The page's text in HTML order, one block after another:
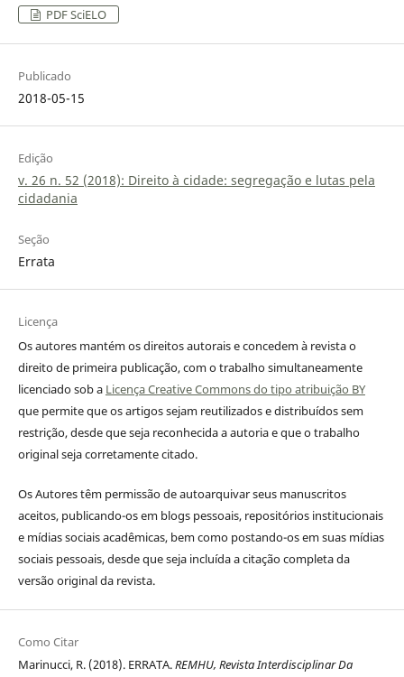
PDF SciELO
Publicado
2018-05-15
Edição
v. 26 n. 52 (2018): Direito à cidade: segregação e lutas pela
cidadania
Seção
Errata
Licença
Os autores mantém os direitos autorais e concedem à revista o
direito de primeira publicação, com o trabalho simultaneamente
licenciado sob a Licença Creative Commons do tipo atribuição BY
que permite que os artigos sejam reutilizados e distribuídos sem
restrição, desde que seja reconhecida a autoria e que o trabalho
original seja corretamente citado.
Os Autores têm permissão de autoarquivar seus manuscritos
aceitos, publicando-os em blogs pessoais, repositórios institucionais
e mídias sociais acadêmicas, bem como postando-os em suas mídias
sociais pessoais, desde que seja incluída a citação completa da
versão original da revista.
Como Citar
Marinucci, R. (2018). ERRATA.REMHU, Revista Interdisciplinar Da